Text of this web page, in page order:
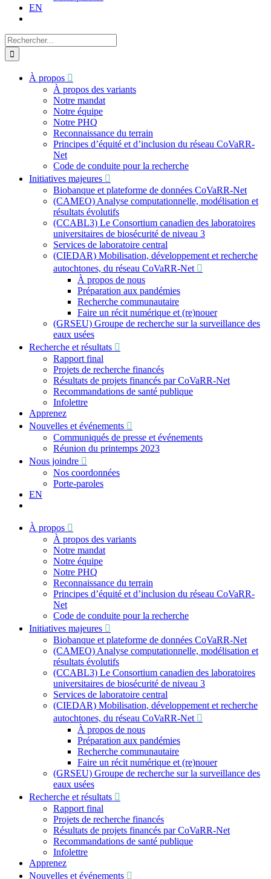
EN
Recherche
sur
le
À propos
À propos des variants
Notre mandat
Notre équipe
Notre PHQ
Reconnaissance du terrain
Principes d’équité et d’inclusion du réseau CoVaRR-
Net
Code de conduite pour la recherche
Initiatives majeures
Biobanque et plateforme de données CoVaRR-Net
(CAMEO) Analyse computationnelle, modélisation et
résultats évolutifs
(CCABL3) Le Consortium canadien des laboratoires
universitaires de biosécurité de niveau 3
Services de laboratoire central
(CIEDAR) Mobilisation, développement et recherche
autochtones, du réseau CoVaRR-Net
À propos de nous
Préparation aux pandémies
Recherche communautaire
Faire un récit numérique et (re)nouer
(GRSEU) Groupe de recherche sur la surveillance des
eaux usées
Recherche et résultats
Rapport final
Projets de recherche financés
Résultats de projets financés par CoVaRR-Net
Recommandations de santé publique
Infolettre
Apprenez
Nouvelles et événements
Communiqués de presse et événements
Réunion du printemps 2023
Nous joindre
Nos coordonnées
Porte-paroles
EN
À propos
À propos des variants
Notre mandat
Notre équipe
Notre PHQ
Reconnaissance du terrain
Principes d’équité et d’inclusion du réseau CoVaRR-
Net
Code de conduite pour la recherche
Initiatives majeures
Biobanque et plateforme de données CoVaRR-Net
(CAMEO) Analyse computationnelle, modélisation et
résultats évolutifs
(CCABL3) Le Consortium canadien des laboratoires
universitaires de biosécurité de niveau 3
Services de laboratoire central
(CIEDAR) Mobilisation, développement et recherche
autochtones, du réseau CoVaRR-Net
À propos de nous
Préparation aux pandémies
Recherche communautaire
Faire un récit numérique et (re)nouer
(GRSEU) Groupe de recherche sur la surveillance des
eaux usées
Recherche et résultats
Rapport final
Projets de recherche financés
Résultats de projets financés par CoVaRR-Net
Recommandations de santé publique
Infolettre
Apprenez
Nouvelles et événements